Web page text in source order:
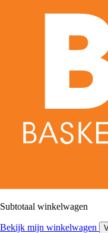
Subtotaal winkelwagen
Bekijk mijn winkelwagen